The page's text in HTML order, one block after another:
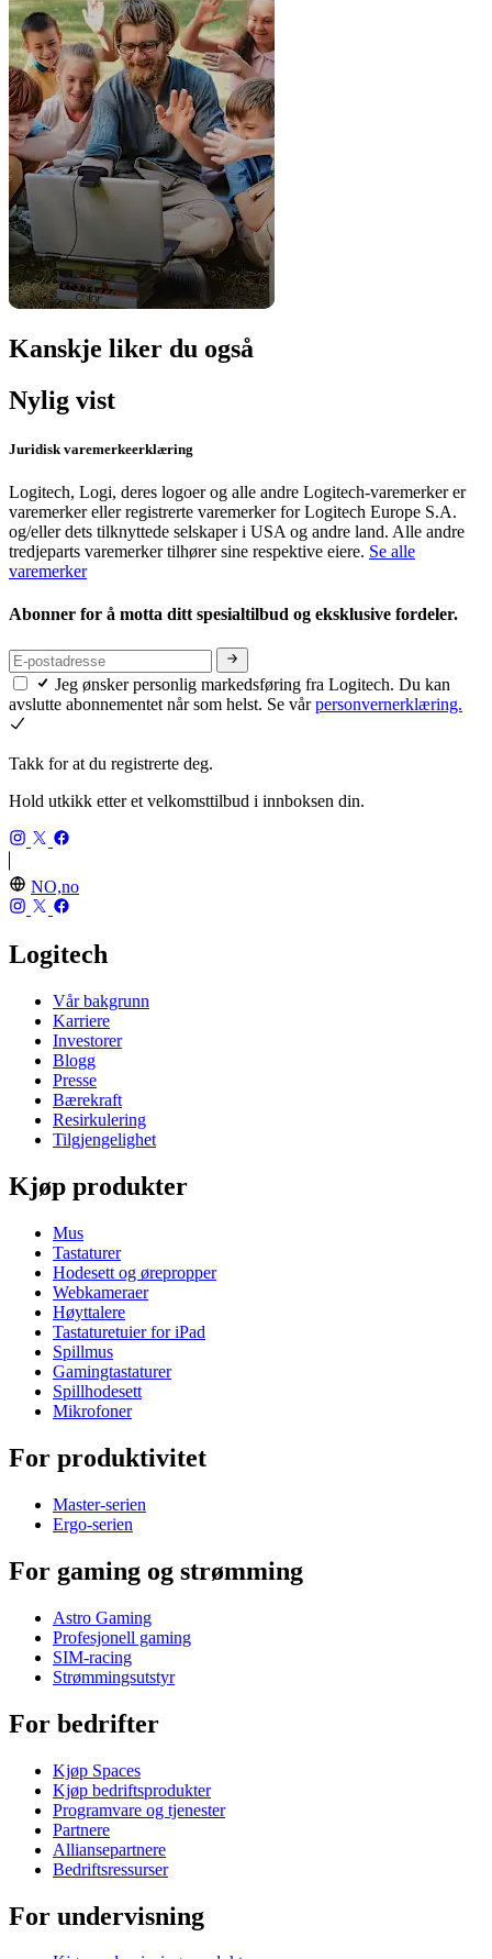
Kanskje liker du også
Nylig vist
Juridisk varemerkeerklæring
Logitech, Logi, deres logoer og alle andre Logitech-varemerker er
varemerker eller registrerte varemerker for Logitech Europe S.A.
og/eller dets tilknyttede selskaper i USA og andre land. Alle andre
tredjeparts varemerker tilhører sine respektive eiere. Se alle
varemerker
Abonner for å motta ditt spesialtilbud og eksklusive fordeler.
Jeg ønsker personlig markedsføring fra Logitech. Du kan
avslutte abonnementet når som helst. Se vårpersonvernerklæring.
Takk for at du registrerte deg.
Hold utkikk etter et velkomsttilbud i innboksen din.
NO,no
Logitech
Vår bakgrunn
Karriere
Investorer
Blogg
Presse
Bærekraft
Resirkulering
Tilgjengelighet
Kjøp produkter
Mus
Tastaturer
Hodesett og ørepropper
Webkameraer
Høyttalere
Tastaturetuier for iPad
Spillmus
Gamingtastaturer
Spillhodesett
Mikrofoner
For produktivitet
Master-serien
Ergo-serien
For gaming og strømming
Astro Gaming
Profesjonell gaming
SIM-racing
Strømmingsutstyr
For bedrifter
Kjøp Spaces
Kjøp bedriftsprodukter
Programvare og tjenester
Partnere
Alliansepartnere
Bedriftsressurser
For undervisning